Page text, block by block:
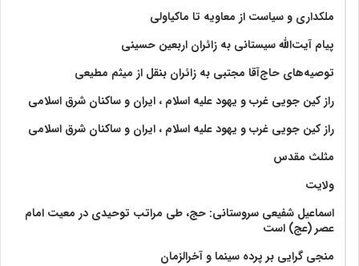
ملکداری و سیاست از معاویه تا ماکیاولی
پیام آیت‌الله سیستانی به زائران اربعین حسینی
توصیه‌های حاج‌آقا مجتبی به زائران بنقل از میثم مطیعی
راز کین جویی غرب و یهود علیه اسلام ، ایران و ساکنان شرق اسلامی
راز کین جویی غرب و یهود علیه اسلام ، ایران و ساکنان شرق اسلامی
مثلث مقدس
ولايت‏
اسماعیل شفیعی سروستانی: حج، طی مراتب توحیدی در معیت امام
عصر (عج) است
منجی گرایی بر پرده سینما و آخرالزمان